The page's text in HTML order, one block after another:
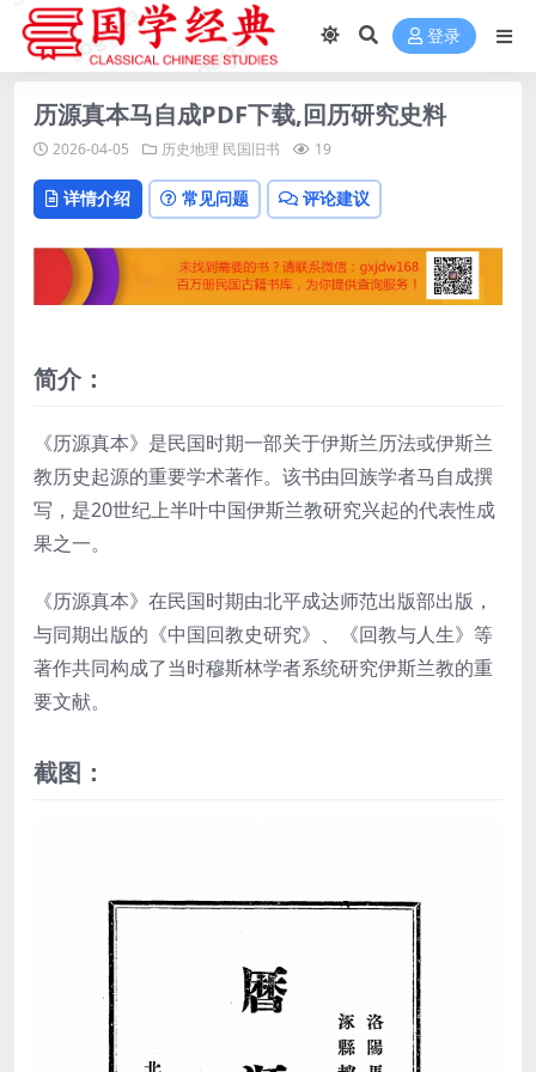
登录
历源真本马自成PDF下载,回历研究史料
2026-04-05 历史地理 民国旧书 19
详情介绍 常见问题 评论建议
简介：
《历源真本》是民国时期一部关于伊斯兰历法或伊斯兰
教历史起源的重要学术著作。该书由回族学者马自成撰
写，是20世纪上半叶中国伊斯兰教研究兴起的代表性成
果之一。
《历源真本》在民国时期由北平成达师范出版部出版，
与同期出版的《中国回教史研究》、《回教与人生》等
著作共同构成了当时穆斯林学者系统研究伊斯兰教的重
要文献。
截图：